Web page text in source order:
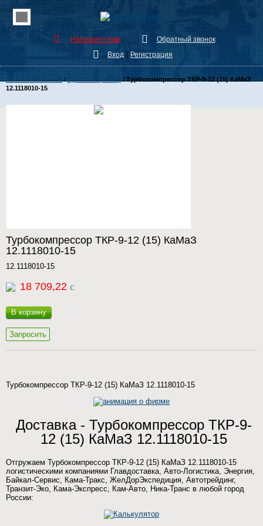
Напишите нам
Обратный звонок
Вход
Регистрация
Каталог Запчастей/Турбокомпрессор/Турбокомпрессор ТКР-9-12 (15) КаМаЗ
12.1118010-15
Турбокомпрессор ТКР-9-12 (15) КаМаЗ
12.1118010-15
12.1118010-15
18 709,22 c
В корзину
Запросить
Турбокомпрессор ТКР-9-12 (15) КаМаЗ 12.1118010-15
Доставка - Турбокомпрессор ТКР-9-
12 (15) КаМаЗ 12.1118010-15
Отгружаем Турбокомпрессор ТКР-9-12 (15) КаМаЗ 12.1118010-15
логистическими компаниями Главдоставка, Авто-Логистика, Энергия,
Байкал-Сервис, Кама-Тракс, ЖелДорЭкспедиция, Автотрейдинг,
Транзит-Эко, Кама-Экспресс, Кам-Авто, Ника-Транс в любой город
России: